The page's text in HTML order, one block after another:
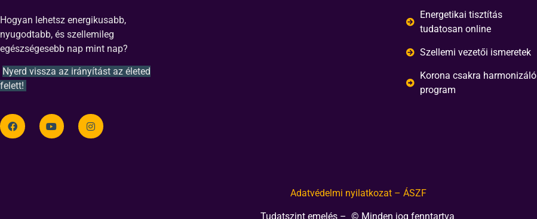
Hogyan lehetsz energikusabb,
nyugodtabb, és szellemileg
egészségesebb nap mint nap?
Nyerd vissza az irányítást az életed
felett!
Energetikai tisztítás
tudatosan online
Szellemi vezetői ismeretek
Korona csakra harmonizáló
program
Adatvédelmi nyilatkozat – ÁSZF
Tudatszint emelés – © Minden jog fenntartva